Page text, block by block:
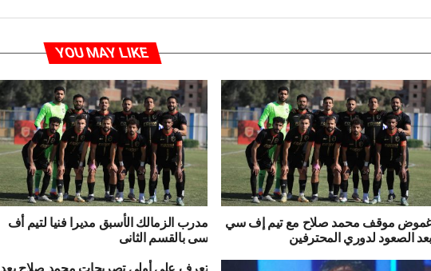
YOU MAY LIKE
غموض موقف محمد صلاح مع تيم إف سي
بعد الصعود لدوري المحترفين
مدرب الزمالك الأسبق مديرا فنيا لتيم أف
سى بالقسم الثانى
تعرف على أولى تصريحات محمد صلاح بعد